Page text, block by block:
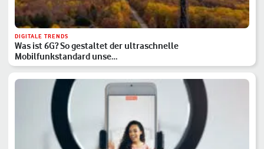
DIGITALE TRENDS
Was ist 6G? So gestaltet der ultraschnelle
Mobilfunkstandard unse…